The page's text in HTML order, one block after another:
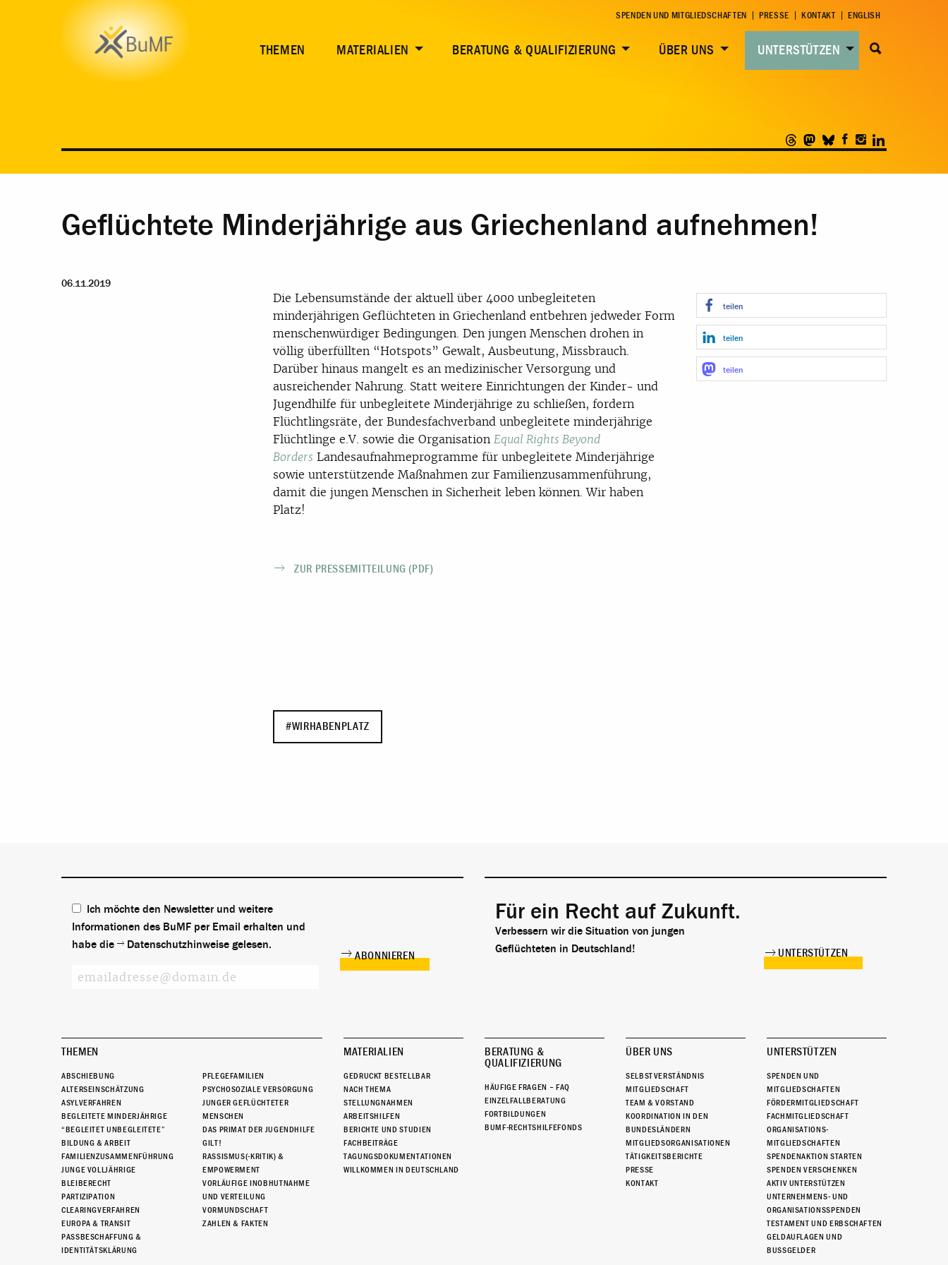
SPENDEN UND MITGLIEDSCHAFTEN PRESSE KONTAKT ENGLISH
THEMEN MATERIALIEN BERATUNG & QUALIFIZIERUNG ÜBER UNS UNTERSTÜTZEN
Geflüchtete Minderjährige aus Griechenland aufnehmen!
06.11.2019
Die Lebensumstände der aktuell über 4000 unbegleiteten
minderjährigen Geflüchteten in Griechenland entbehren jedweder Form
menschenwürdiger Bedingungen. Den jungen Menschen drohen in
völlig überfüllten “Hotspots” Gewalt, Ausbeutung, Missbrauch.
Darüber hinaus mangelt es an medizinischer Versorgung und
ausreichender Nahrung. Statt weitere Einrichtungen der Kinder- und
Jugendhilfe für unbegleitete Minderjährige zu schließen, fordern
Flüchtlingsräte, der Bundesfachverband unbegleitete minderjährige
Flüchtlinge e.V. sowie die Organisation Equal Rights Beyond
Borders Landesaufnahmeprogramme für unbegleitete Minderjährige
sowie unterstützende Maßnahmen zur Familienzusammenführung,
damit die jungen Menschen in Sicherheit leben können. Wir haben
Platz!
ZUR PRESSEMITTEILUNG (PDF)
#WIRHABENPLATZ
teilen
teilen
teilen
Ich möchte den Newsletter und weitere
Informationen des BuMF per Email erhalten und
habe die
Datenschutzhinweise gelesen.
Für ein Recht auf Zukunft.
Verbessern wir die Situation von jungen
Geflüchteten in Deutschland!
UNTERSTÜTZEN
THEMEN
ABSCHIEBUNG
ALTERSEINSCHÄTZUNG
ASYLVERFAHREN
BEGLEITETE MINDERJÄHRIGE
“BEGLEITET UNBEGLEITETE”
BILDUNG & ARBEIT
FAMILIENZUSAMMENFÜHRUNG
JUNGE VOLLJÄHRIGE
BLEIBERECHT
PARTIZIPATION
CLEARINGVERFAHREN
EUROPA & TRANSIT
PASSBESCHAFFUNG &
IDENTITÄTSKLÄRUNG
PFLEGEFAMILIEN
PSYCHOSOZIALE VERSORGUNG
JUNGER GEFLÜCHTETER
MENSCHEN
DAS PRIMAT DER JUGENDHILFE
GILT!
RASSISMUS(-KRITIK) &
EMPOWERMENT
VORLÄUFIGE INOBHUTNAHME
UND VERTEILUNG
VORMUNDSCHAFT
ZAHLEN & FAKTEN
MATERIALIEN
GEDRUCKT BESTELLBAR
NACH THEMA
STELLUNGNAHMEN
ARBEITSHILFEN
BERICHTE UND STUDIEN
FACHBEITRÄGE
TAGUNGSDOKUMENTATIONEN
WILLKOMMEN IN DEUTSCHLAND
BERATUNG &
QUALIFIZIERUNG
HÄUFIGE FRAGEN – FAQ
EINZELFALLBERATUNG
FORTBILDUNGEN
BUMF-RECHTSHILFEFONDS
ÜBER UNS
SELBSTVERSTÄNDNIS
MITGLIEDSCHAFT
TEAM & VORSTAND
KOORDINATION IN DEN
BUNDESLÄNDERN
MITGLIEDSORGANISATIONEN
TÄTIGKEITSBERICHTE
PRESSE
KONTAKT
UNTERSTÜTZEN
SPENDEN UND
MITGLIEDSCHAFTEN
FÖRDERMITGLIEDSCHAFT
FACHMITGLIEDSCHAFT
ORGANISATIONS-
MITGLIEDSCHAFTEN
SPENDENAKTION STARTEN
SPENDEN VERSCHENKEN
AKTIV UNTERSTÜTZEN
UNTERNEHMENS- UND
ORGANISATIONSSPENDEN
TESTAMENT UND ERBSCHAFTEN
GELDAUFLAGEN UND
BUSSGELDER